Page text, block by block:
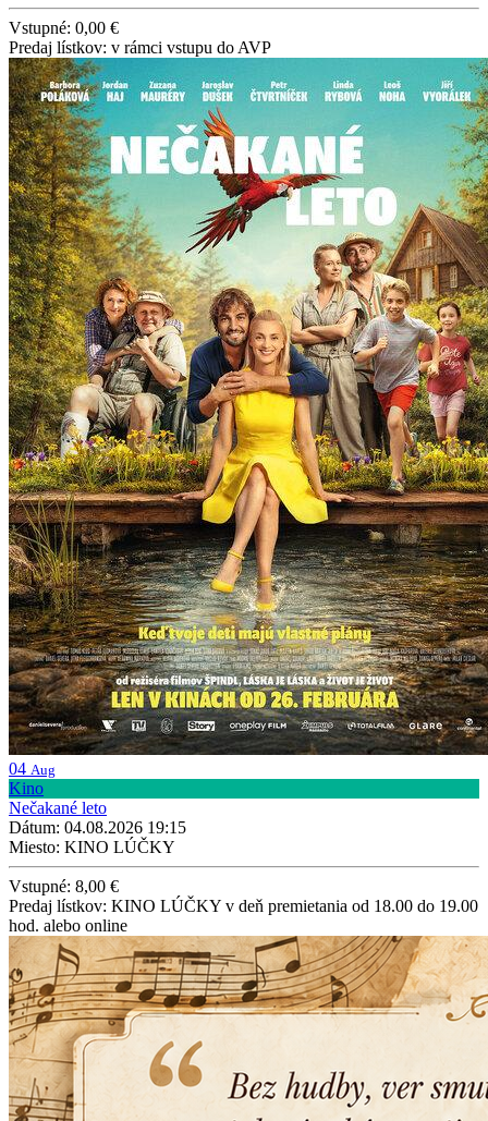
Vstupné: 0,00 €
Predaj lístkov: v rámci vstupu do AVP
04 Aug
Kino
Nečakané leto
Dátum: 04.08.2026 19:15
Miesto: KINO LÚČKY
Vstupné: 8,00 €
Predaj lístkov: KINO LÚČKY v deň premietania od 18.00 do 19.00
hod. alebo online